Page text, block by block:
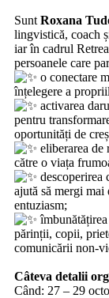
Sunt Roxana
lingvistică, coach
iar în cadrul
persoanele care
o conectare
înțelegere a
activarea
pentru
oportunități de
eliberarea de
către o viața
descoperirea
ajută să mergi mai
entuziasm;
părinții, copii,
comunicării non-
Câteva detalii
Când: 27 – 29